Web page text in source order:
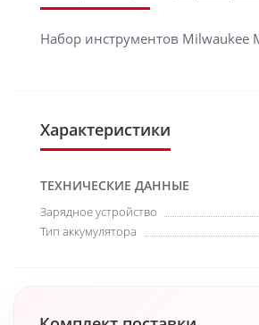
Набор инструментов Milwaukee
Характеристики
ТЕХНИЧЕСКИЕ ДАННЫЕ
Зарядное устройство
Тип аккумулятора